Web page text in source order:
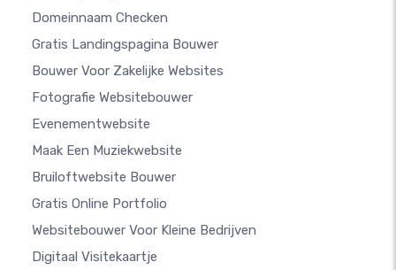
Domeinnaam Checken
Gratis Landingspagina Bouwer
Bouwer Voor Zakelijke Websites
Fotografie Websitebouwer
Evenementwebsite
Maak Een Muziekwebsite
Bruiloftwebsite Bouwer
Gratis Online Portfolio
Websitebouwer Voor Kleine Bedrijven
Digitaal Visitekaartje